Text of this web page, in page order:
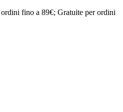
ordini fino a 89€; Gratuite perordini